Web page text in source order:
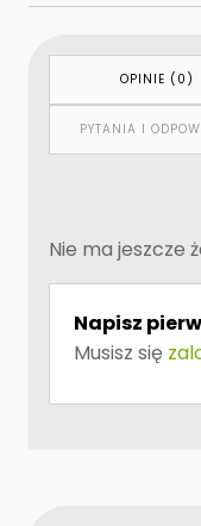
OPINIE (0)
PYTANIA I
Nie ma jeszcze
Napisz
Musisz się